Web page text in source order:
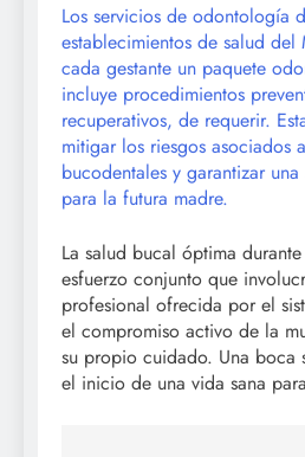
Los servicios de odontología
establecimientos de salud del
cada gestante un paquete
incluye procedimientos
recuperativos, de requerir.
mitigar los riesgos asociados
bucodentales y garantizar
para la futura madre.
La salud bucal óptima
esfuerzo conjunto que
profesional ofrecida por el
el compromiso activo de la
su propio cuidado. Una boca
el inicio de una vida sana